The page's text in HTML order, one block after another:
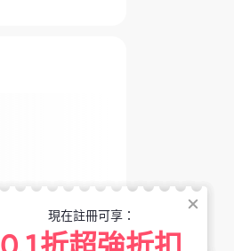
現在註冊可享：